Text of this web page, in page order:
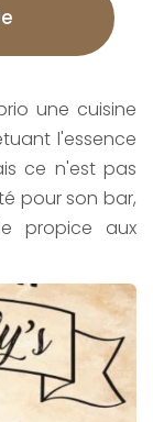
une cuisine
l'essence
ce n'est pas
pour son bar,
propice aux